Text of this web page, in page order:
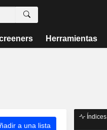
Herramientas
a una lista
Índices